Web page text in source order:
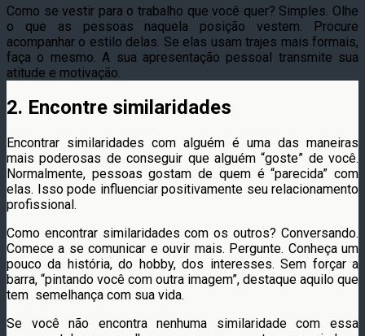
Como se vestir para o trabalho que você quer? Simples. Olhe
o que as pessoas naquela posição vestem. Procure
acompanhar o estilo delas. Se elas usam trajes mais formais,
faça o mesmo. A sua apresentação pessoal transmite sua
atitude e motivação.
2. Encontre similaridades
Encontrar similaridades com alguém é uma das maneiras
mais poderosas de conseguir que alguém “goste” de você.
Normalmente, pessoas gostam de quem é “parecida” com
elas. Isso pode influenciar positivamente seu relacionamento
profissional.
Como encontrar similaridades com os outros? Conversando.
Comece a se comunicar e ouvir mais. Pergunte. Conheça um
pouco da história, do hobby, dos interesses. Sem forçar a
barra, “pintando você com outra imagem”, destaque aquilo que
tem semelhança com sua vida.
Se você não encontra nenhuma similaridade com essa